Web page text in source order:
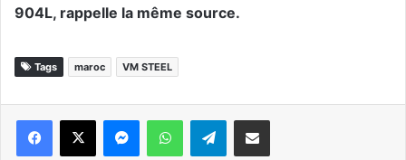
904L, rappelle la même source.
Tags maroc VM STEEL
WhatsApp Telegram